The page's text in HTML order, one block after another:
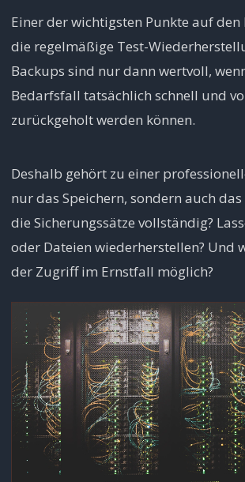
Einer der wichtigsten Punkte auf den
die regelmäßige Test-
Backups sind nur dann wertvoll,
Bedarfsfall tatsächlich schnell und
zurückgeholt werden können.
Deshalb gehört zu einer
nur das Speichern, sondern auch das
die Sicherungssätze vollständig?
oder Dateien wiederherstellen? Und
der Zugriff im Ernstfall möglich?